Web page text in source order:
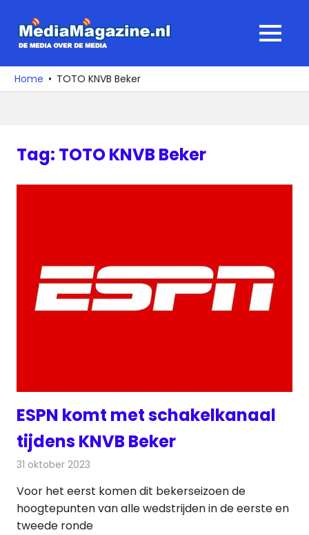
naar
media
over
MENU
Home TOTO KNVB Beker
Tag: TOTO KNVB Beker
ESPN komt met schakelkanaal
tijdens KNVB Beker
31 oktober 2023
Voor het eerst komen dit bekerseizoen de
hoogtepunten van alle wedstrijden in de eerste en
tweede ronde